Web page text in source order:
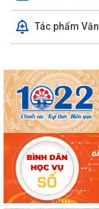
Tác phẩm